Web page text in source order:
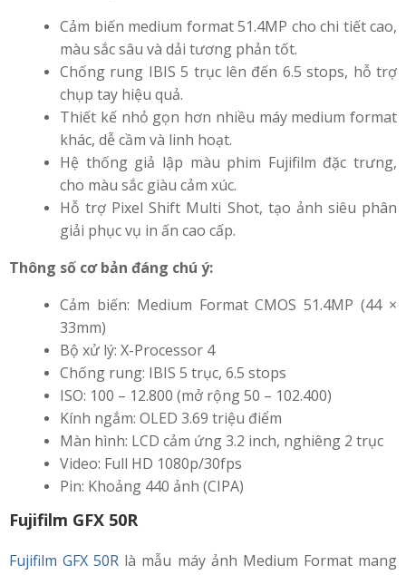
Cảm biến medium format 51.4MP cho chi tiết cao,
màu sắc sâu và dải tương phản tốt.
Chống rung IBIS 5 trục lên đến 6.5 stops, hỗ trợ
chụp tay hiệu quả.
Thiết kế nhỏ gọn hơn nhiều máy medium format
khác, dễ cầm và linh hoạt.
Hệ thống giả lập màu phim Fujifilm đặc trưng,
cho màu sắc giàu cảm xúc.
Hỗ trợ Pixel Shift Multi Shot, tạo ảnh siêu phân
giải phục vụ in ấn cao cấp.
Thông số cơ bản đáng chú ý:
Cảm biến: Medium Format CMOS 51.4MP (44 ×
33mm)
Bộ xử lý: X-Processor 4
Chống rung: IBIS 5 trục, 6.5 stops
ISO: 100 – 12.800 (mở rộng 50 – 102.400)
Kính ngắm: OLED 3.69 triệu điểm
Màn hình: LCD cảm ứng 3.2 inch, nghiêng 2 trục
Video: Full HD 1080p/30fps
Pin: Khoảng 440 ảnh (CIPA)
Fujifilm GFX 50R
Fujifilm GFX 50R là mẫu máy ảnh Medium Format mang